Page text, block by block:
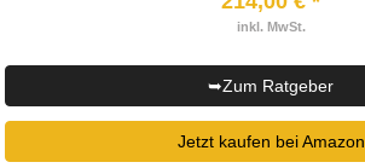
inkl. MwSt.
➥Zum Ratgeber
Jetzt kaufen bei Amazon